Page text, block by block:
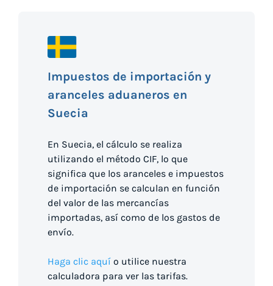
Impuestos de importación y
aranceles aduaneros en
Suecia
En Suecia, el cálculo se realiza
utilizando el método CIF, lo que
significa que los aranceles e impuestos
de importación se calculan en función
del valor de las mercancías
importadas, así como de los gastos de
envío.
Haga clic aquí o utilice nuestra
calculadora para ver las tarifas.